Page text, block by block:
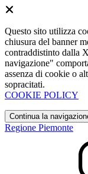
Questo sito utilizza
chiusura del banner
contraddistinto dalla
navigazione"
assenza di cookie o
sopracitati.
COOKIE POLICY
Continua la
Regione Piemonte